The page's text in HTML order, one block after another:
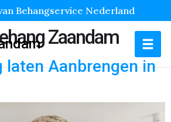
Behangservice Nederland
Zaandam
laten Aanbrengen in